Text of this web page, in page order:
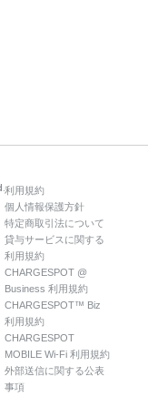
利用規約
個人情報保護方針
特定商取引法について
貸与サービスに関する
利用規約
CHARGESPOT @
Business 利用規約
CHARGESPOT™ Biz
利用規約
CHARGESPOT
MOBILE Wi-Fi 利用規約
外部送信に関する公表
事項